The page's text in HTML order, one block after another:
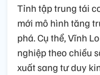
Tỉnh tập trung tái
mới mô hình tăng
phá. Cụ thể, Vĩnh
nghiệp theo chiều
xuất sang tư duy